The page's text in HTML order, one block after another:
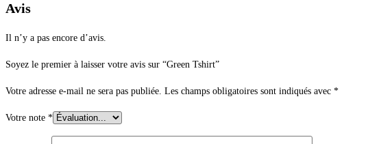
Avis
Il n’y a pas encore d’avis.
Soyez le premier à laisser votre avis sur “Green Tshirt”
Votre adresse e-mail ne sera pas publiée. Les champs obligatoires sont indiqués avec *
Votre note *